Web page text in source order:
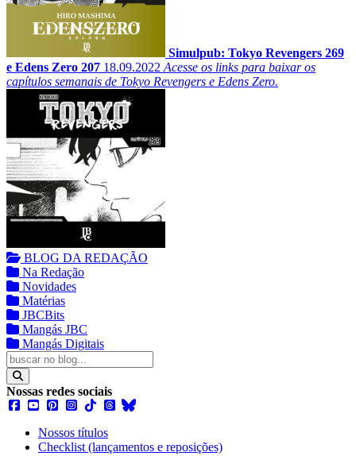
Simulpub: Tokyo Revengers 269
e Edens Zero 207 18.09.2022 Acesse os links para baixar os
capítulos semanais de Tokyo Revengers e Edens Zero.
BLOG DA REDAÇÃO
Na Redação
Novidades
Matérias
JBCBits
Mangás JBC
Mangás Digitais
Nossas redes sociais
Nossos títulos
Checklist (lançamentos e reposições)